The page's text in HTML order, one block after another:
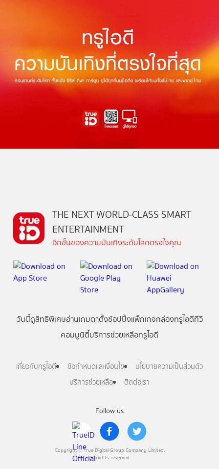
Follow us
Copyright © True Digital Group Company Limited.
All rights reserved
THE NEXT WORLD-CLASS SMART
ENTERTAINMENT
อีกขั้นของความบันเทิงระดับโลกตรงใจคุณ
วันนี้ดูสิทธิพิเศษอ่านเกมตาตั้งช้อปปิ้งแพ็กเกจกล่องทรูไอดีทีวี
คอมมูนิตี้บริการช่วยเหลือทรูไอดี
เกี่ยวกับทรูไอดี ข้อกำหนดและเงื่อนไข
นโยบายความเป็นส่วนตัว
บริการช่วยเหลือ
ติดต่อเรา